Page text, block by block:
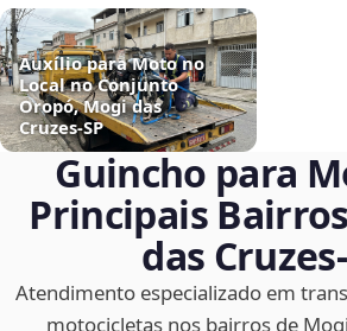
Auxílio para Moto no
Local no Conjunto
Oropó, Mogi das
Cruzes‑SP
Guincho para
Principais
das
Atendimento especializado em
motocicletas nos bairros de Mogi